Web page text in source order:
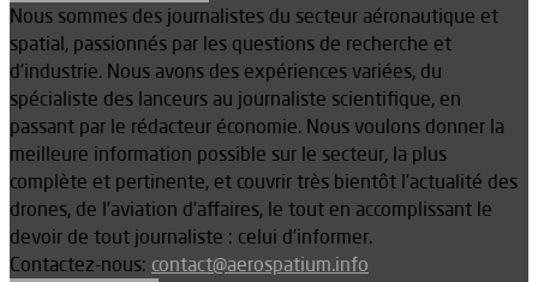
Nous sommes des journalistes du secteur aéronautique et
spatial, passionnés par les questions de recherche et
d’industrie. Nous avons des expériences variées, du
spécialiste des lanceurs au journaliste scientifique, en
passant par le rédacteur économie. Nous voulons donner la
meilleure information possible sur le secteur, la plus
complète et pertinente, et couvrir très bientôt l’actualité des
drones, de l’aviation d’affaires, le tout en accomplissant le
devoir de tout journaliste : celui d’informer.
Contactez-nous: contact@aerospatium.info